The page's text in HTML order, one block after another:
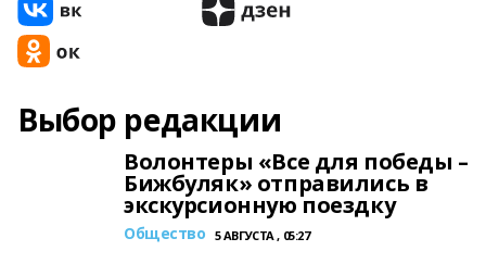
Выбор редакции
Волонтеры «Все для победы –
Бижбуляк» отправились в
экскурсионную поездку
Общество 5 АВГУСТА , 05:27